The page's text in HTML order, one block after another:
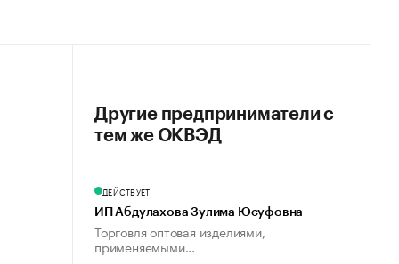
Другие предприниматели с
тем же ОКВЭД
ДЕЙСТВУЕТ
ИП Абдулахова Зулима Юсуфовна
Торговля оптовая изделиями,
применяемыми...